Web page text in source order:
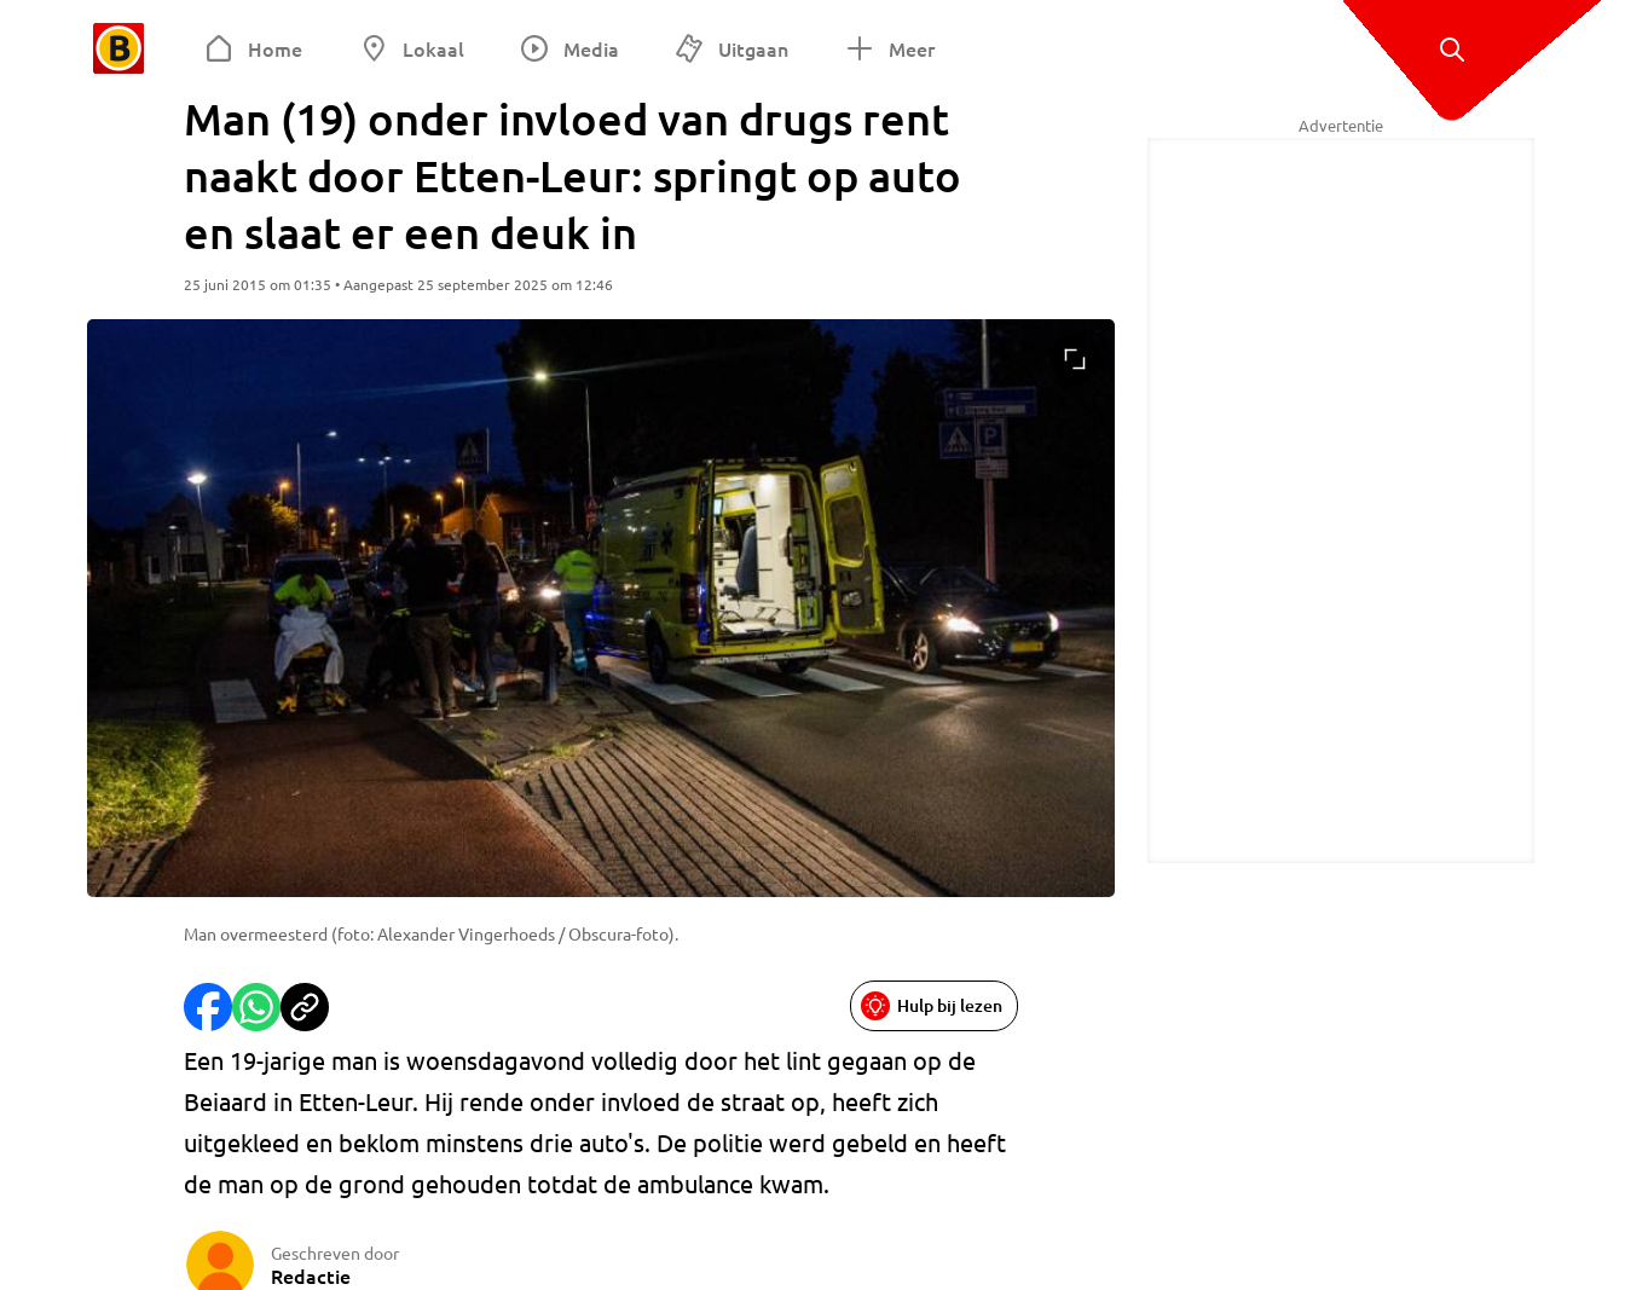
Home Lokaal Media Uitgaan Meer
Man (19) onder invloed van drugs rent
naakt door Etten-Leur: springt op auto
en slaat er een deuk in
25 juni 2015 om 01:35 • Aangepast 25 september 2025 om 12:46
Man overmeesterd (foto: Alexander Vingerhoeds / Obscura-foto).
Hulp bij lezen
Een 19-jarige man is woensdagavond volledig door het lint gegaan op de
Beiaard in Etten-Leur. Hij rende onder invloed de straat op, heeft zich
uitgekleed en beklom minstens drie auto's. De politie werd gebeld en heeft
de man op de grond gehouden totdat de ambulance kwam.
Geschreven door
Redactie
Advertentie